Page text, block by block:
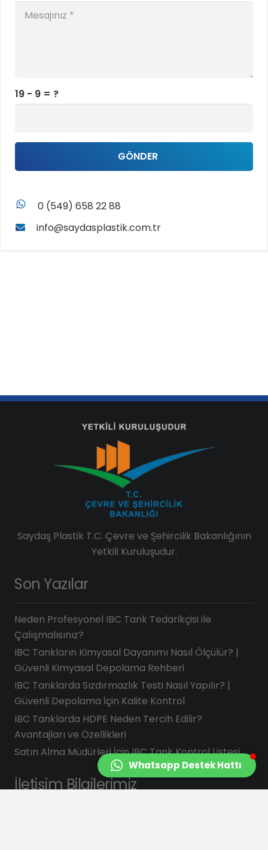
19 - 9 = ?
GÖNDER
whatsapp
0 (549) 658 22 88
info@saydasplastik.com.tr
Saydaş Plastik T.C. Çevre ve Şehircilik Bakanlığının
Yetkili Kuruluşudur.
Son Yazılar
Neden Profesyonel IBC Tank Tedarikçisi ile
Çalışmalısınız?
IBC Tankların Kimyasal Dayanımı Nasıl Ölçülür? |
Güvenli Kimyasal Depolama Rehberi
IBC Tanklarda Sızdırmazlık Testi Nasıl Yapılır? |
Güvenli Depolama İçin Kalite Kontrol
IBC Tanklarda HDPE Neden Tercih Edilir?
Avantajları ve Özellikleri
Satın Alma Müdürleri İçin IBC Tank Kontrol Listesi
İletişim Bilgilerimiz
Whatsapp Destek Hattı